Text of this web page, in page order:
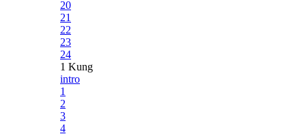
20
21
22
23
24
1 Kung
intro
1
2
3
4